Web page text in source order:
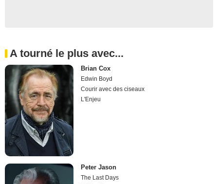
A tourné le plus avec...
Brian Cox
Edwin Boyd
Courir avec des ciseaux
L'Enjeu
Peter Jason
The Last Days